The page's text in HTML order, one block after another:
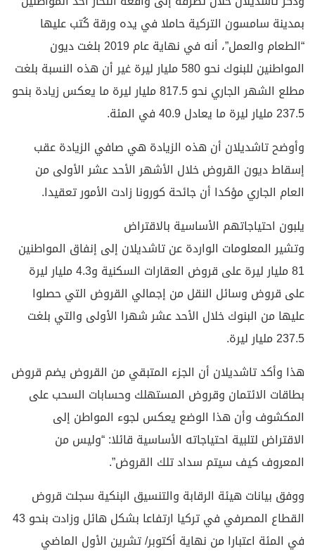
بمدينة سامسون التركية حاملا في يده ورقة كُتب عليها
“الطعام والعمل”، أنه في نهاية عام 2019 بلغت ديون
المواطنين للبنوك نحو 580 مليار ليرة غير أن هذه النسبة بلغت
مطلع الشهر الجاري نحو 817.5 مليار ليرة ما يعكس زيادة بنحو
237.5 مليار ليرة ما يعادل 40.9 في المئة.
وأوضح تاشديلان أن هذه الزيادة هي صافي الزيادة عقب
إسقاط ديون القروض خلال الأشهر الأحد عشر الأولى من
العام الجاري مؤكدا أن جائحة كورونا زادت الأمور تعقيدا.
يلبون احتياجاتهم الأساسية بالاقتراض
وتشير المعلومات الواردة عن تاشديلان إلى إنفاق المواطنين
81 مليار ليرة على قروض العقارات السكنية و4.3 مليار ليرة
على قروض وسائل النقل من إجمالي القروض التي حصلوا
عليها من البنوك خلال الأحد عشر شهرا الأولى والتي بلغت
237.5 مليار ليرة.
هذا وأكد تاشديلان أن الجزء المتبقي من القروض يضم قروض
بطاقات الائتمان وقروض المستهلك وحسابات السحب على
المكشوف وأن هذا الوضع يعكس لجوء المواطن إلى
الاقتراض لتلبية احتياجاته الأساسية قائلا: “وليس من
المعروف كيف سيتم سداد تلك القروض”.
ووفق بيانات هيئة الرقابة والتنسيق البنكية سجلت قروض
القطاع المصرفي في تركيا ارتفاعا بشكل هائل وزادت بنحو 43
في المئة اعتبارا من نهاية أكتوبر/ تشرين الأول الماضي